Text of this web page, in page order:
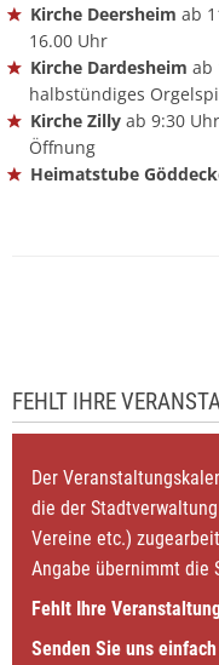
Kirche Deersheim ab
16.00 Uhr
Kirche Dardesheim ab
halbstündiges
Kirche Zillyab 9:30
Öffnung
Heimatstube
FEHLT IHRE
Der
die der
Vereine etc.)
Angabe übernimmt die
Fehlt Ihre
Senden Sie uns